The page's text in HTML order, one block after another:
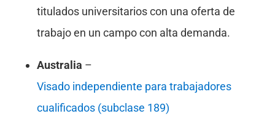
titulados universitarios con una oferta de
trabajo en un campo con alta demanda.
Australia –
Visado independiente para trabajadores
cualificados (subclase 189)